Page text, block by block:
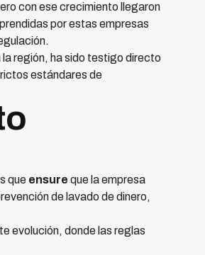
con ese crecimiento llegaron
por estas empresas
la región, ha sido testigo directo
estándares de
que ensure que la empresa
de lavado de dinero,
evolución, donde las reglas